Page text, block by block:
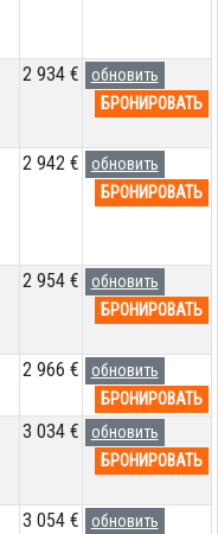
2 934 €
обновить
БРОНИРОВАТЬ
2 942 €
обновить
БРОНИРОВАТЬ
2 954 €
обновить
БРОНИРОВАТЬ
2 966 €
обновить
БРОНИРОВАТЬ
3 034 €
обновить
БРОНИРОВАТЬ
3 054 €
обновить